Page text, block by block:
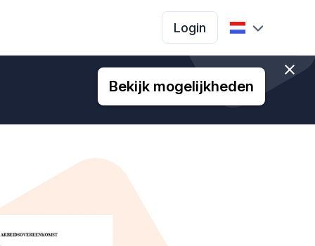
Login
Bekijk mogelijkheden